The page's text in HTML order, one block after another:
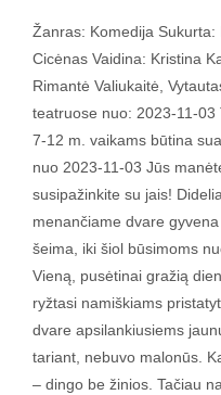
Žanras: Komedija
Cicėnas Vaidina: Kristina
Rimantė Valiukaitė,
teatruose nuo: 2023-11-
7-12 m. vaikams būtina
nuo 2023-11-03 Jūs
susipažinkite su jais!
menančiame dvare
šeima, iki šiol būsimoms
Vieną, pusėtinai gražią
ryžtasi namiškiams
dvare apsilankiusiems
tariant, nebuvo malonūs.
– dingo be žinios. Tačiau